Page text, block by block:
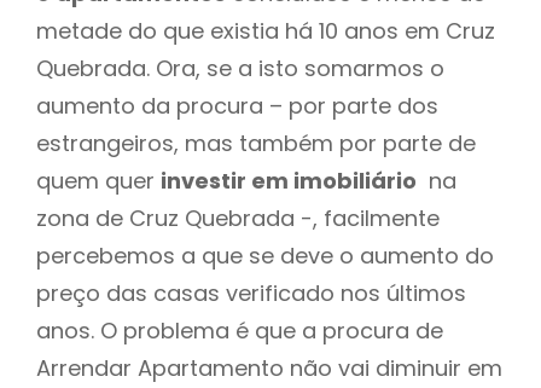
metade do que existia há 10 anos em Cruz
Quebrada. Ora, se a isto somarmos o
aumento da procura – por parte dos
estrangeiros, mas também por parte de
quem quer investir em imobiliário na
zona de Cruz Quebrada -, facilmente
percebemos a que se deve o aumento do
preço das casas verificado nos últimos
anos. O problema é que a procura de
Arrendar Apartamento não vai diminuir em